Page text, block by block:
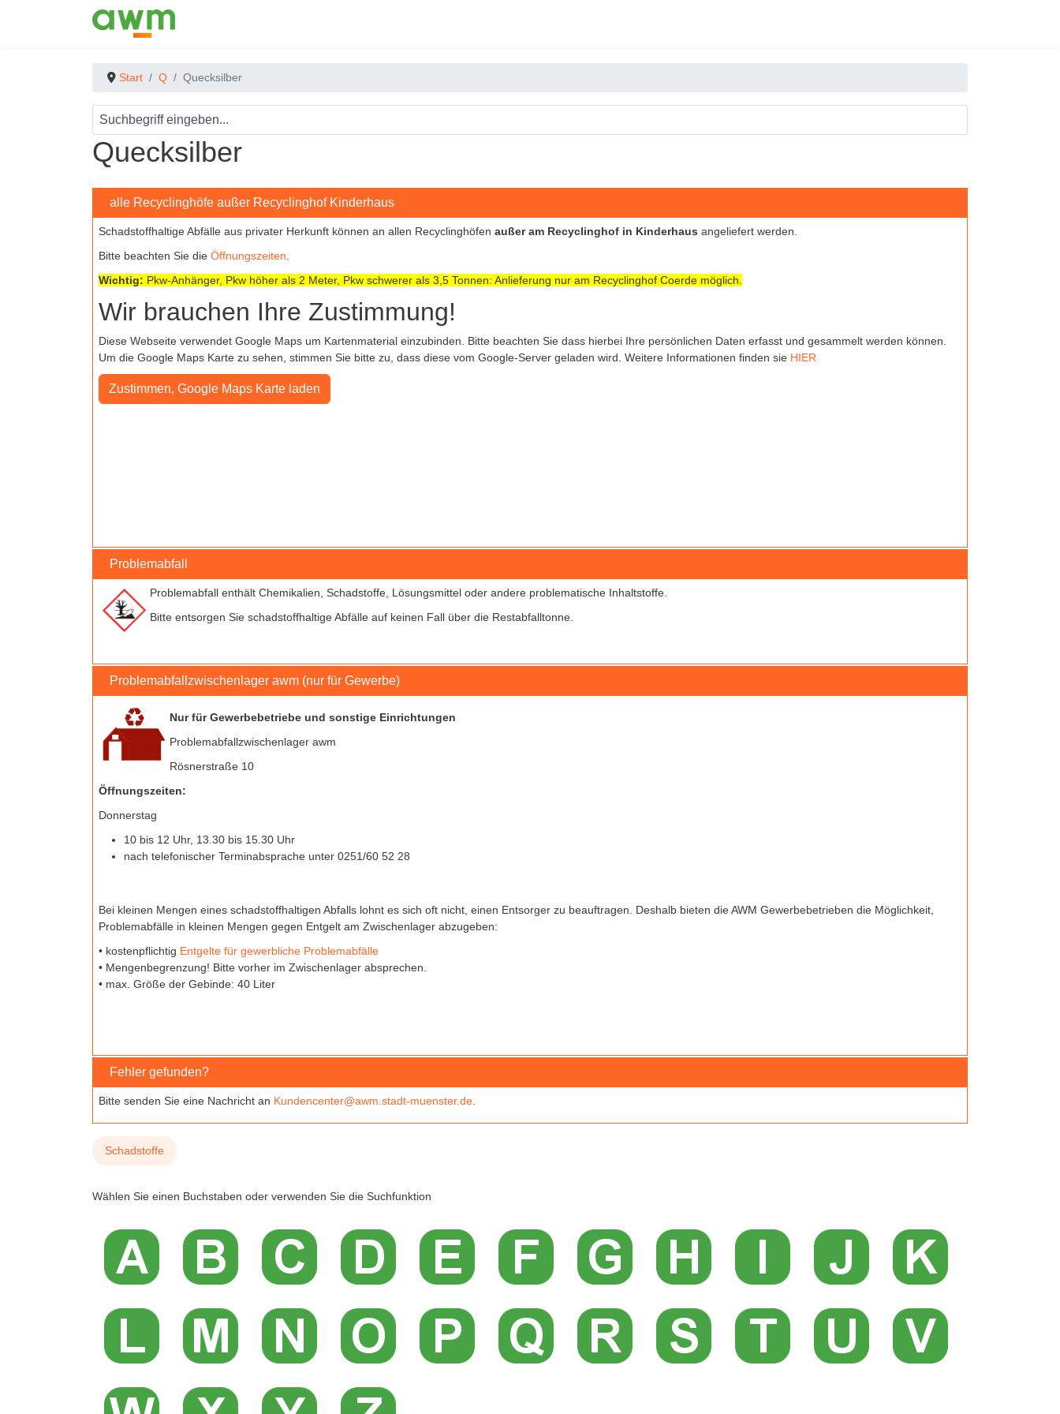
Start Q Quecksilber
Quecksilber
alle Recyclinghöfe außer Recyclinghof Kinderhaus
Schadstoffhaltige Abfälle aus privater Herkunft können an allen Recyclinghöfen außer am Recyclinghof in Kinderhaus angeliefert werden.
Bitte beachten Sie die Öffnungszeiten
Wichtig: Pkw-Anhänger, Pkw höher als 2 Meter, Pkw schwerer als 3,5 Tonnen: Anlieferung nur am Recyclinghof Coerde möglich.
Wir brauchen Ihre Zustimmung!
Diese Webseite verwendet Google Maps um Kartenmaterial einzubinden. Bitte beachten Sie dass hierbei Ihre persönlichen Daten erfasst und gesammelt werden können.
Um die Google Maps Karte zu sehen, stimmen Sie bitte zu, dass diese vom Google-Server geladen wird. Weitere Informationen finden sie HIER
Problemabfall
Problemabfall enthält Chemikalien, Schadstoffe, Lösungsmittel oder andere problematische Inhaltstoffe.
Bitte entsorgen Sie schadstoffhaltige Abfälle auf keinen Fall über die Restabfalltonne.
Problemabfallzwischenlager awm (nur für Gewerbe)
Nur für Gewerbebetriebe und sonstige Einrichtungen
Problemabfallzwischenlager awm
Rösnerstraße 10
Öffnungszeiten:
Donnerstag
10 bis 12 Uhr, 13.30 bis 15.30 Uhr
nach telefonischer Terminabsprache unter 0251/60 52 28
Bei kleinen Mengen eines schadstoffhaltigen Abfalls lohnt es sich oft nicht, einen Entsorger zu beauftragen. Deshalb bieten die AWM Gewerbebetrieben die Möglichkeit,
Problemabfälle in kleinen Mengen gegen Entgelt am Zwischenlager abzugeben:
• kostenpflichtig Entgelte für gewerbliche Problemabfälle
• Mengenbegrenzung! Bitte vorher im Zwischenlager absprechen.
• max. Größe der Gebinde: 40 Liter
Fehler gefunden?
Bitte senden Sie eine Nachricht an Kundencenter@awm.stadt-muenster.de
Schadstoffe
Wählen Sie einen Buchstaben oder verwenden Sie die Suchfunktion